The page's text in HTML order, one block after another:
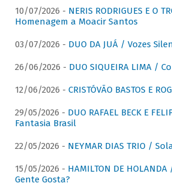
10/07/2026 - NERIS RODRIGUES E O
Homenagem a Moacir Santos
03/07/2026 - DUO DA JUÁ / Vozes
26/06/2026 - DUO SIQUEIRA LIMA /
12/06/2026 - CRISTÓVÃO BASTOS E
29/05/2026 - DUO RAFAEL BECK E
Fantasia Brasil
22/05/2026 - NEYMAR DIAS TRIO /
15/05/2026 - HAMILTON DE
Gente Gosta?